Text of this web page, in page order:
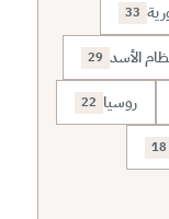
33
الأسد 29
روسيا 22
18